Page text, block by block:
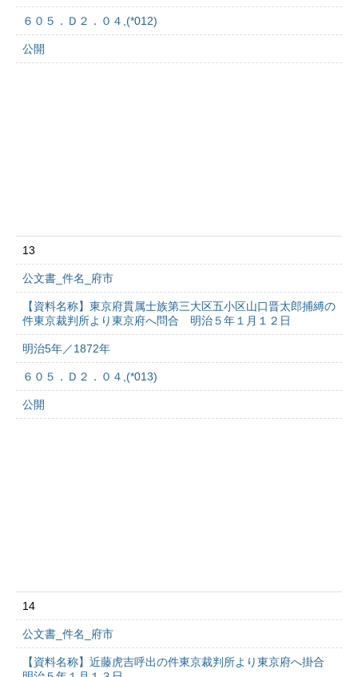
６０５．Ｄ２．０４,(*012)
公開
13
公文書_件名_府市
【資料名称】東京府貫属士族第三大区五小区山口晋太郎捕縛の
件東京裁判所より東京府へ問合 明治５年１月１２日
明治5年／1872年
６０５．Ｄ２．０４,(*013)
公開
14
公文書_件名_府市
【資料名称】近藤虎吉呼出の件東京裁判所より東京府へ掛合